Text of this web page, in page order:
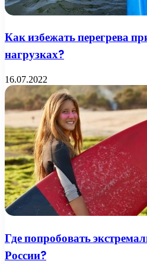
Как избежать перегрева
нагрузках?
16.07.2022
Где попробовать
России?